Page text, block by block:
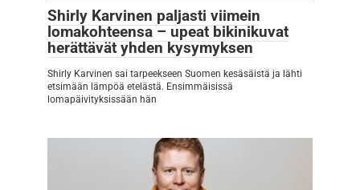
Shirly Karvinen paljasti viimein
lomakohteensa – upeat bikinikuvat
herättävät yhden kysymyksen
Shirly Karvinen sai tarpeekseen Suomen kesäsäistä ja lähti
etsimään lämpöä etelästä. Ensimmäisissä
lomapäivityksissään hän